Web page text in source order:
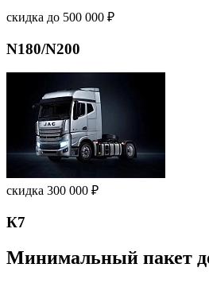
скидка до 500 000 ₽
N180/N200
скидка 300 000 ₽
К7
Минимальный пакет